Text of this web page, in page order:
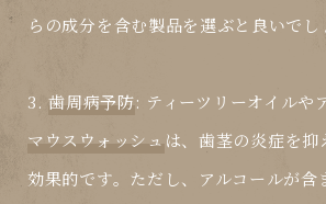
らの成分を含む製品を選ぶと良いでし
3.歯周病予防: ティーツリーオイルや
マウスウォッシュ は、歯茎の炎症を
効果的です。ただし、アルコールが含